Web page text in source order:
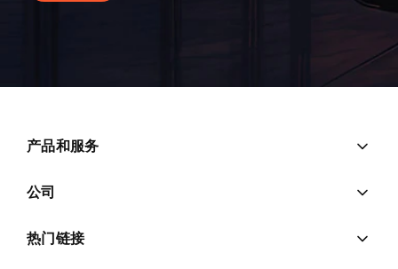
产品和服务
公司
热门链接